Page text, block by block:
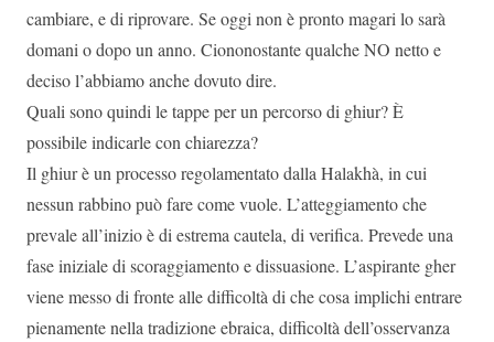
cambiare, e di riprovare. Se oggi non è pronto magari lo sarà
domani o dopo un anno. Ciononostante qualche NO netto e
deciso l’abbiamo anche dovuto dire.
Quali sono quindi le tappe per un percorso di ghiur? È
possibile indicarle con chiarezza?
Il ghiur è un processo regolamentato dalla Halakhà, in cui
nessun rabbino può fare come vuole. L’atteggiamento che
prevale all’inizio è di estrema cautela, di verifica. Prevede una
fase iniziale di scoraggiamento e dissuasione. L’aspirante gher
viene messo di fronte alle difficoltà di che cosa implichi entrare
pienamente nella tradizione ebraica, difficoltà dell’osservanza